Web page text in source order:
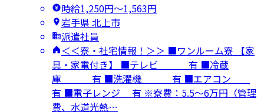
時給1,250円〜1,563円
岩手県 北上市
派遣社員
＜＜寮・社宅情報！＞＞ ■ワンルーム寮 【家
具・家電付き】 ■テレビ 有 ■冷蔵
庫 有 ■洗濯機 有 ■エアコン
有 ■電子レンジ 有 ※寮費：5.5～6万円（管理
費、水道光熱…